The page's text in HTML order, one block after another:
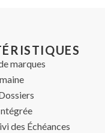
marques
des Échéances